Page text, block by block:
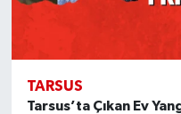
TARSUS
Tarsus’ta Çıkan Ev